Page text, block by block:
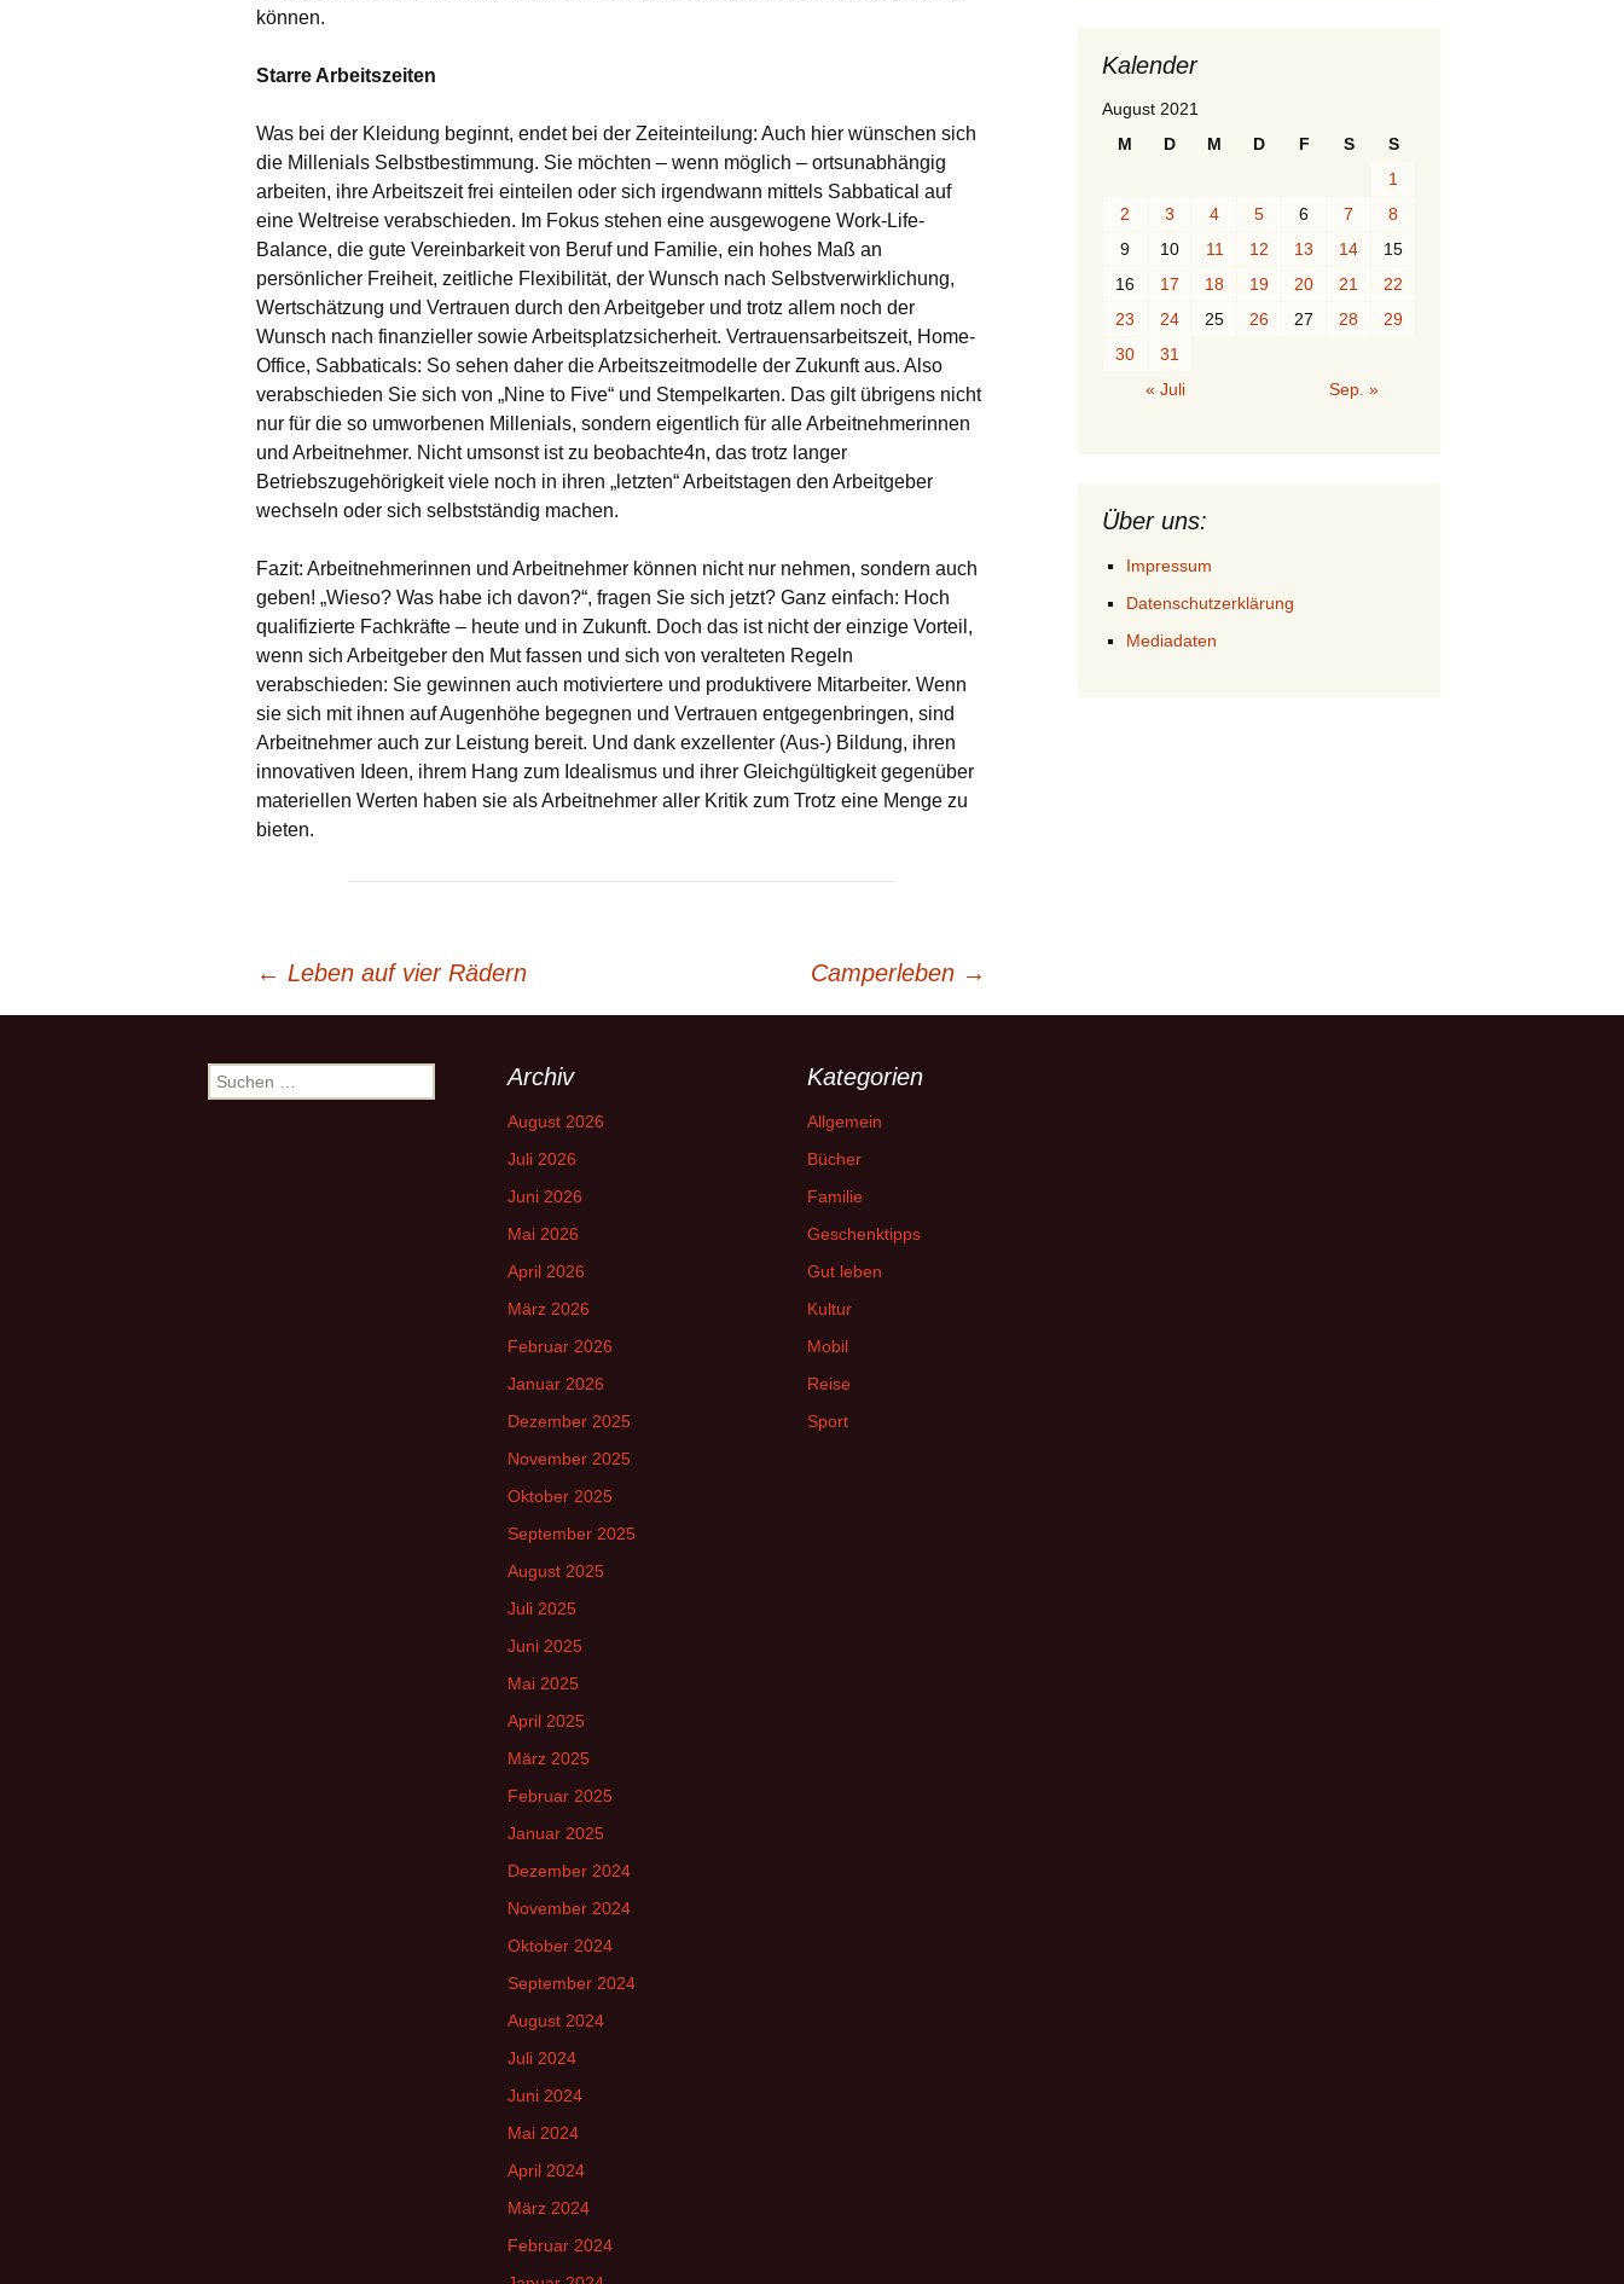
können.
Starre Arbeitszeiten
Was bei der Kleidung beginnt, endet bei der Zeiteinteilung: Auch hier wünschen sich
die Millenials Selbstbestimmung. Sie möchten – wenn möglich – ortsunabhängig
arbeiten, ihre Arbeitszeit frei einteilen oder sich irgendwann mittels Sabbatical auf
eine Weltreise verabschieden. Im Fokus stehen eine ausgewogene Work-Life-
Balance, die gute Vereinbarkeit von Beruf und Familie, ein hohes Maß an
persönlicher Freiheit, zeitliche Flexibilität, der Wunsch nach Selbstverwirklichung,
Wertschätzung und Vertrauen durch den Arbeitgeber und trotz allem noch der
Wunsch nach finanzieller sowie Arbeitsplatzsicherheit. Vertrauensarbeitszeit, Home-
Office, Sabbaticals: So sehen daher die Arbeitszeitmodelle der Zukunft aus. Also
verabschieden Sie sich von „Nine to Five“ und Stempelkarten. Das gilt übrigens nicht
nur für die so umworbenen Millenials, sondern eigentlich für alle Arbeitnehmerinnen
und Arbeitnehmer. Nicht umsonst ist zu beobachte4n, das trotz langer
Betriebszugehörigkeit viele noch in ihren „letzten“ Arbeitstagen den Arbeitgeber
wechseln oder sich selbstständig machen.
Fazit: Arbeitnehmerinnen und Arbeitnehmer können nicht nur nehmen, sondern auch
geben! „Wieso? Was habe ich davon?“, fragen Sie sich jetzt? Ganz einfach: Hoch
qualifizierte Fachkräfte – heute und in Zukunft. Doch das ist nicht der einzige Vorteil,
wenn sich Arbeitgeber den Mut fassen und sich von veralteten Regeln
verabschieden: Sie gewinnen auch motiviertere und produktivere Mitarbeiter. Wenn
sie sich mit ihnen auf Augenhöhe begegnen und Vertrauen entgegenbringen, sind
Arbeitnehmer auch zur Leistung bereit. Und dank exzellenter (Aus-) Bildung, ihren
innovativen Ideen, ihrem Hang zum Idealismus und ihrer Gleichgültigkeit gegenüber
materiellen Werten haben sie als Arbeitnehmer aller Kritik zum Trotz eine Menge zu
bieten.
Navigation
← Leben auf vier Rädern Camperleben →
Kalender
August 2021
M
D M D F S
S
1
2
3 4 5 6 7
8
9
10 11 12 13 14
15
16
17 18 19 20 21
22
23
24 25 26 27 28
29
30
31
« Juli
Sep. »
Über uns:
Impressum
Datenschutzerklärung
Mediadaten
Suchen
nach:
Archiv
August 2026
Juli 2026
Juni 2026
Mai 2026
April 2026
März 2026
Februar 2026
Januar 2026
Dezember 2025
November 2025
Oktober 2025
September 2025
August 2025
Juli 2025
Juni 2025
Mai 2025
April 2025
März 2025
Februar 2025
Januar 2025
Dezember 2024
November 2024
Oktober 2024
September 2024
August 2024
Juli 2024
Juni 2024
Mai 2024
April 2024
März 2024
Februar 2024
Kategorien
Allgemein
Bücher
Familie
Geschenktipps
Gut leben
Kultur
Mobil
Reise
Sport